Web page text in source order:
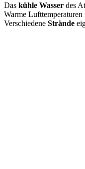
Das kühle Wasser des
Warme Lufttemperaturen
Verschiedene Strände